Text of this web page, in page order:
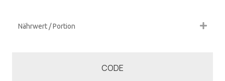
Nährwert / Portion
CODE